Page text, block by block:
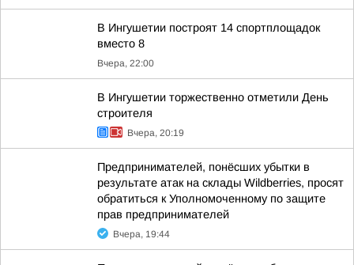
В Ингушетии построят 14 спортплощадок
вместо 8
Вчера, 22:00
В Ингушетии торжественно отметили День
строителя
Вчера, 20:19
Предпринимателей, понёсших убытки в
результате атак на склады Wildberries, просят
обратиться к Уполномоченному по защите
прав предпринимателей
Вчера, 19:44